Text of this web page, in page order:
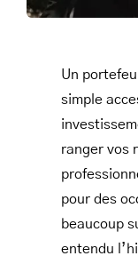
LEATHER RFID
LEATHER
BUSINESS CARD
LEATHER KEY
LEATHER BILL
Un
simple
ranger vos
pour des
beaucoup
entendu